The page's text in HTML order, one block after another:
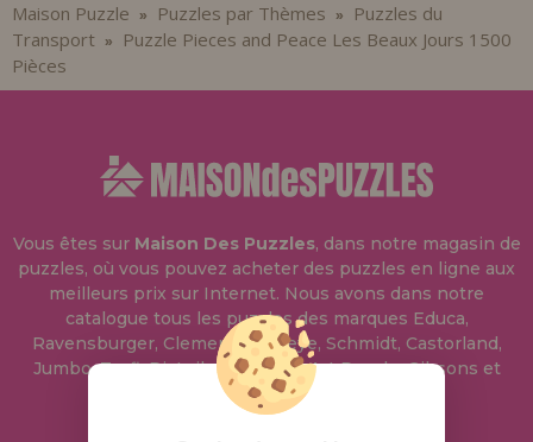
Maison Puzzle » Puzzles par Thèmes »
Puzzles du
Transport »
Puzzle Pieces and Peace Les Beaux Jours 1500
Pièces
Vous êtes sur Maison Des Puzzles, dans notre magasin de
puzzles, où vous pouvez acheter des puzzles en ligne aux
meilleurs prix sur Internet. Nous avons dans notre
catalogue tous les puzzles des marques Educa,
Ravensburger, Clementoni, Heye, Schmidt, Castorland,
Jumbo, Trefl, Piatnik, Anatolian, Art Puzzle, Gibsons et
bien d'autres.